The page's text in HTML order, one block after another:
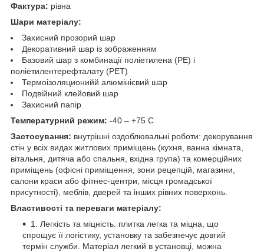
Фактура: рівна
Шари матеріалу:
Захисний прозорий шар
Декоративний шар із зображенням
Базовий шар з комбинації поліетилена (PE) і
поліетилентерефталату (PET)
Термоізоляционийй алюмінієвий шар
Подвійний клейовий шар
Захисний папір
Температурний режим: -40 – +75 С
Застосування: внутрішні оздоблювальні роботи: декорування
стін у всіх видах житлових приміщень (кухня, ванна кімната,
вітальня, дитяча або спальня, вхідна група) та комерційних
приміщень (офісні приміщення, зони рецепцій, магазини,
салони краси або фітнес-центри, місця громадської
присутності), меблів, дверей та інших рівних поверхонь.
Властивості та переваги матеріалу:
1. Легкість та міцність: плитка легка та міцна, що
спрощує її логістику, установку та забезпечує довгий
термін служби. Матеріал легкий в установці, можна